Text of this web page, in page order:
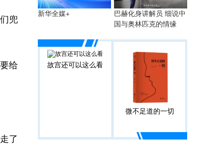
兜
给
了
新华全媒+
巴赫化身讲解员 细说中
国与奥林匹克的情缘
故宫还可以这么看
微不足道的一切